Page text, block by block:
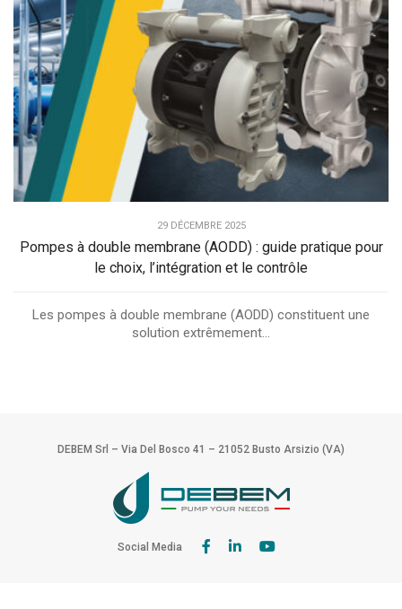
29 DÉCEMBRE 2025
Pompes à double membrane (AODD) : guide pratique pour
le choix, l’intégration et le contrôle
Les pompes à double membrane (AODD) constituent une
solution extrêmement...
DEBEM Srl – Via Del Bosco 41 – 21052 Busto Arsizio (VA)
Social Media